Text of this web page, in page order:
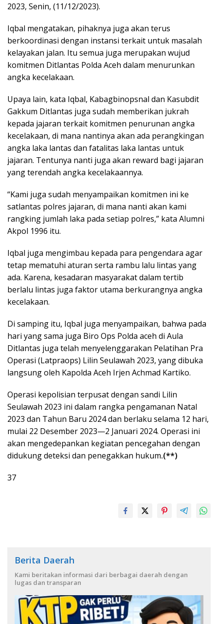
2023, Senin, (11/12/2023).
Iqbal mengatakan, pihaknya juga akan terus
berkoordinasi dengan instansi terkait untuk masalah
kelayakan jalan. Itu semua juga merupakan wujud
komitmen Ditlantas Polda Aceh dalam menurunkan
angka kecelakaan.
Upaya lain, kata Iqbal, Kabagbinopsnal dan Kasubdit
Gakkum Ditlantas juga sudah memberikan jukrah
kepada jajaran terkait komitmen penurunan angka
kecelakaan, di mana nantinya akan ada perangkingan
angka laka lantas dan fatalitas laka lantas untuk
jajaran. Tentunya nanti juga akan reward bagi jajaran
yang terendah angka kecelakaannya.
“Kami juga sudah menyampaikan komitmen ini ke
satlantas polres jajaran, di mana nanti akan kami
rangking jumlah laka pada setiap polres,” kata Alumni
Akpol 1996 itu.
Iqbal juga mengimbau kepada para pengendara agar
tetap mematuhi aturan serta rambu lalu lintas yang
ada. Karena, kesadaran masyarakat dalam tertib
berlalu lintas juga faktor utama berkurangnya angka
kecelakaan.
Di samping itu, Iqbal juga menyampaikan, bahwa pada
hari yang sama juga Biro Ops Polda aceh di Aula
Ditlantas juga telah menyelenggarakan Pelatihan Pra
Operasi (Latpraops) Lilin Seulawah 2023, yang dibuka
langsung oleh Kapolda Aceh Irjen Achmad Kartiko.
Operasi kepolisian terpusat dengan sandi Lilin
Seulawah 2023 ini dalam rangka pengamanan Natal
2023 dan Tahun Baru 2024 dan berlaku selama 12 hari,
mulai 22 Desember 2023—2 Januari 2024. Operasi ini
akan mengedepankan kegiatan pencegahan dengan
didukung deteksi dan penegakkan hukum.(**)
37
Berita Daerah
Kami beritakan informasi dari berbagai daerah dengan
lugas dan transparan